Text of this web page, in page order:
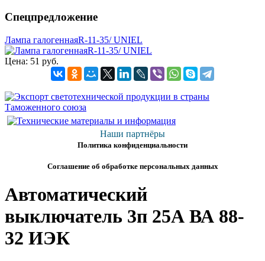
Спецпредложение
Лампа галогеннаяR-11-35/ UNIEL
Цена: 51 руб.
Наши партнёры
Политика конфиденциальности
Соглашение об обработке персональных данных
Автоматический
выключатель 3п 25А ВА 88-
32 ИЭК